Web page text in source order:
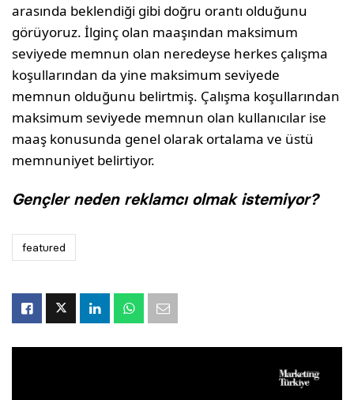
arasında beklendiği gibi doğru orantı olduğunu
görüyoruz. İlginç olan maaşından maksimum
seviyede memnun olan neredeyse herkes çalışma
koşullarından da yine maksimum seviyede
memnun olduğunu belirtmiş. Çalışma koşullarından
maksimum seviyede memnun olan kullanıcılar ise
maaş konusunda genel olarak ortalama ve üstü
memnuniyet belirtiyor.
Gençler neden reklamcı olmak istemiyor?
featured